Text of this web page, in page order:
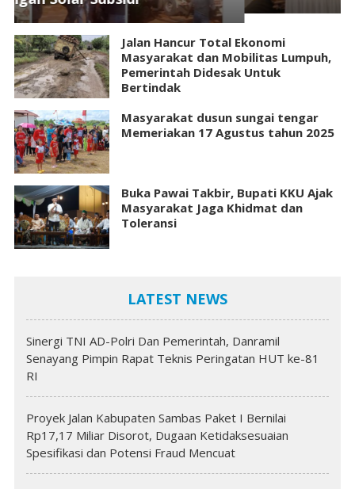
Jalan Hancur Total Ekonomi
Masyarakat dan Mobilitas Lumpuh,
Pemerintah Didesak Untuk
Bertindak
Masyarakat dusun sungai tengar
Memeriakan 17 Agustus tahun 2025
Buka Pawai Takbir, Bupati KKU Ajak
Masyarakat Jaga Khidmat dan
Toleransi
LATEST NEWS
Sinergi TNI AD-Polri Dan Pemerintah, Danramil
Senayang Pimpin Rapat Teknis Peringatan HUT ke-81
RI
Proyek Jalan Kabupaten Sambas Paket I Bernilai
Rp17,17 Miliar Disorot, Dugaan Ketidaksesuaian
Spesifikasi dan Potensi Fraud Mencuat